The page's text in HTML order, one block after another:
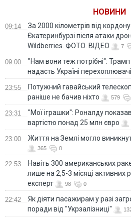
будував сам
НОВИНИ
09:14
За 2000 кілометрів від
Єкатеринбурзі після атаки
Wildberries. ФОТО. ВІДЕО
7
09:00
"Нам вони теж потрібні":
надасть Україні
23:55
Потужний гавайський
раніше не бачив ніхто
579
23:31
"Мої іграшки": Роналду
вартістю понад 25 млн євро
23:00 Життя на Землі могло
365 0
22:53
Навіть 300 американських
лише на 2,5-3 місяці активних
експерт
98 0
22:42
Як діяти пасажирам у разі
поради від "Укрзалізниці"